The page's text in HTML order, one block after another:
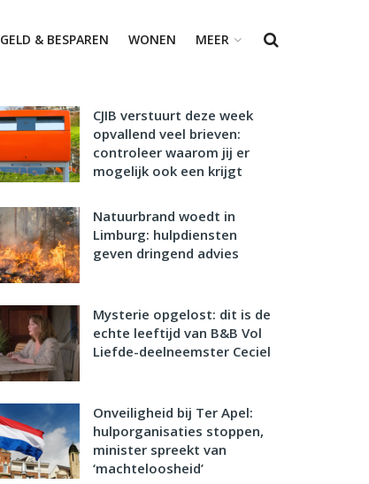
GELD & BESPAREN WONEN MEER
CJIB verstuurt deze week
opvallend veel brieven:
controleer waarom jij er
mogelijk ook een krijgt
Natuurbrand woedt in
Limburg: hulpdiensten
geven dringend advies
Mysterie opgelost: dit is de
echte leeftijd van B&B Vol
Liefde-deelneemster Ceciel
Onveiligheid bij Ter Apel:
hulporganisaties stoppen,
minister spreekt van
‘machteloosheid’